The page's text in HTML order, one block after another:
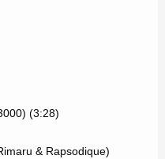
(3:28)
& Rapsodique)